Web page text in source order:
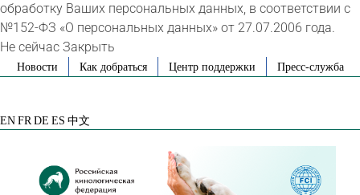
обработку Ваших персональных данных, в соответствии с
№152-ФЗ «О персональных данных» от 27.07.2006 года.
Не сейчас Закрыть
SkipНовости Как добраться Центр поддержки Пресс-служба
EN FR DE ES 中文